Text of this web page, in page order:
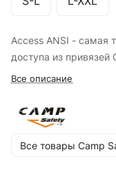
Access ANSI - самая
доступа из привязей
Все описание
Все товары Camp